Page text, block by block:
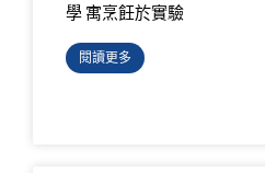
學 寓烹飪於實驗
閱讀更多